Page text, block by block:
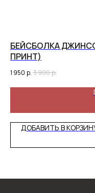
БЕЙСБОЛКА
ПРИНТ)
1 950 р. 3 900р.
ДОБАВИТЬ В